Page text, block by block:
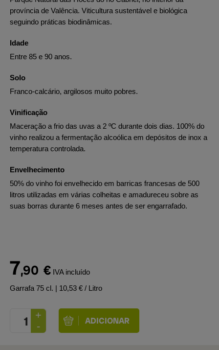
província de Valência. Viticultura sustentável e biológica
seguindo práticas biodinâmicas.
Idade
Entre 85 e 90 anos.
Solo
Franco-calcário, argilosos muito pobres.
Vinificação
Maceração a frio das uvas a 2 ºC durante dois dias. 100% do
vinho realizou a fermentação alcoólica em depósitos de inox a
temperatura controlada.
Envelhecimento
50% do vinho foi envelhecido em barricas francesas de 500
litros utilizadas em várias colheitas e amadureceu sobre as
suas borras durante 6 meses antes de ser engarrafado.
7,90 € IVA incluído
Garrafa 75 cl. | 10,53 € / Litro